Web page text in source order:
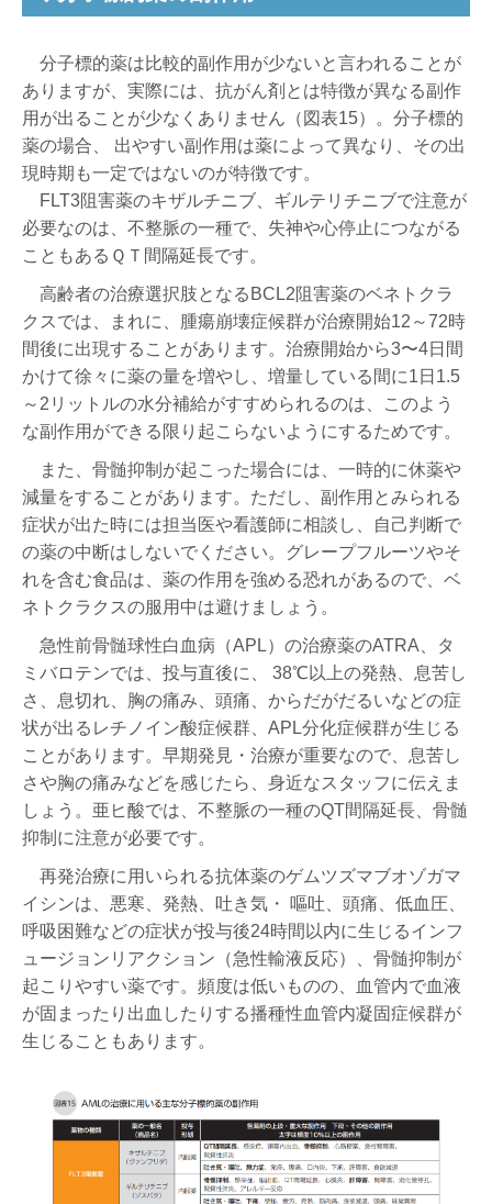
分子標的薬は比較的副作用が少ないと言われることが
ありますが、実際には、抗がん剤とは特徴が異なる副作
用が出ることが少なくありません（図表15）。分子標的
薬の場合、 出やすい副作用は薬によって異なり、その出
現時期も一定ではないのが特徴です。
FLT3阻害薬のキザルチニブ、ギルテリチニブで注意が
必要なのは、不整脈の一種で、失神や心停止につながる
こともあるＱＴ間隔延長です。
高齢者の治療選択肢となるBCL2阻害薬のベネトクラ
クスでは、まれに、腫瘍崩壊症候群が治療開始12～72時
間後に出現することがあります。治療開始から3〜4日間
かけて徐々に薬の量を増やし、増量している間に1日1.5
～2リットルの水分補給がすすめられるのは、このよう
な副作用ができる限り起こらないようにするためです。
また、骨髄抑制が起こった場合には、一時的に休薬や
減量をすることがあります。ただし、副作用とみられる
症状が出た時には担当医や看護師に相談し、自己判断で
の薬の中断はしないでください。グレープフルーツやそ
れを含む食品は、薬の作用を強める恐れがあるので、ベ
ネトクラクスの服用中は避けましょう。
急性前骨髄球性白血病（APL）の治療薬のATRA、タ
ミバロテンでは、投与直後に、 38℃以上の発熱、息苦し
さ、息切れ、胸の痛み、頭痛、からだがだるいなどの症
状が出るレチノイン酸症候群、APL分化症候群が生じる
ことがあります。早期発見・治療が重要なので、息苦し
さや胸の痛みなどを感じたら、身近なスタッフに伝えま
しょう。亜ヒ酸では、不整脈の一種のQT間隔延長、骨髄
抑制に注意が必要です。
再発治療に用いられる抗体薬のゲムツズマブオゾガマ
イシンは、悪寒、発熱、吐き気・ 嘔吐、頭痛、低血圧、
呼吸困難などの症状が投与後24時間以内に生じるインフ
ュージョンリアクション（急性輸液反応）、骨髄抑制が
起こりやすい薬です。頻度は低いものの、血管内で血液
が固まったり出血したりする播種性血管内凝固症候群が
生じることもあります。